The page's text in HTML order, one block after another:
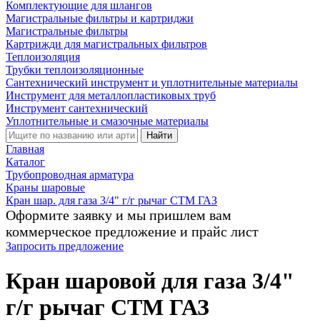
Комплектующие для шлангов
Магистральные фильтры и картриджи
Магистральные фильтры
Картрижди для магистральных фильтров
Теплоизоляция
Трубки теплоизоляционные
Сантехнический инструмент и уплотнительные материалы
Инструмент для металлопластиковых труб
Инструмент сантехнический
Уплотнительные и смазочные материалы
Найти
Главная
Каталог
Трубопроводная арматура
Краны шаровые
Кран шар. для газа 3/4" г/г рычаг CTM ГАЗ
Оформите заявку и мы пришлем вам
коммерческое предложение и прайс лист
Запросить предложение
Кран шаровой для газа 3/4"
г/г рычаг CTM ГАЗ